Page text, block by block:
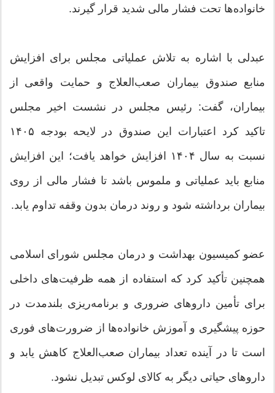
خانواده‌ها تحت فشار مالی شدید قرار گیرند.
عبدلی با اشاره به تلاش عملیاتی مجلس برای افزایش
منابع صندوق بیماران صعب‌العلاج و حمایت واقعی از
بیماران، گفت: رئیس مجلس در نشست اخیر مجلس
تاکید کرد اعتبارات این صندوق در لایحه بودجه ۱۴۰۵
نسبت به سال ۱۴۰۴ افزایش خواهد یافت؛ این افزایش
منابع باید عملیاتی و ملموس باشد تا فشار مالی از روی
بیماران برداشته شود و روند درمان بدون وقفه تداوم یابد.
عضو کمیسیون بهداشت و درمان مجلس شورای اسلامی
همچنین تأکید کرد که استفاده از همه ظرفیت‌های داخلی
برای تأمین داروهای ضروری و برنامه‌ریزی بلندمدت در
حوزه پیشگیری و آموزش خانواده‌ها از ضرورت‌های فوری
است تا در آینده تعداد بیماران صعب‌العلاج کاهش یابد و
داروهای حیاتی دیگر به کالای لوکس تبدیل نشود.